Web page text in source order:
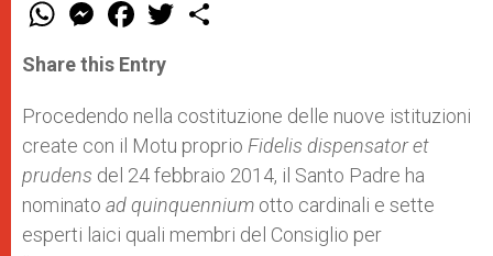
W
t
s
p
p
M
e
s
e
g
e
r
F
a
e
b
o
k
w
r
Share this Entry
Procedendo nella costituzione delle nuove istituzioni
create con il Motu proprio Fidelis dispensator et
prudens del 24 febbraio 2014, il Santo Padre ha
nominato ad quinquennium otto cardinali e sette
esperti laici quali membri del Consiglio per